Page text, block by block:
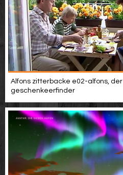
Alfons zitterbacke e02-alfons, der
geschenkeerfinder